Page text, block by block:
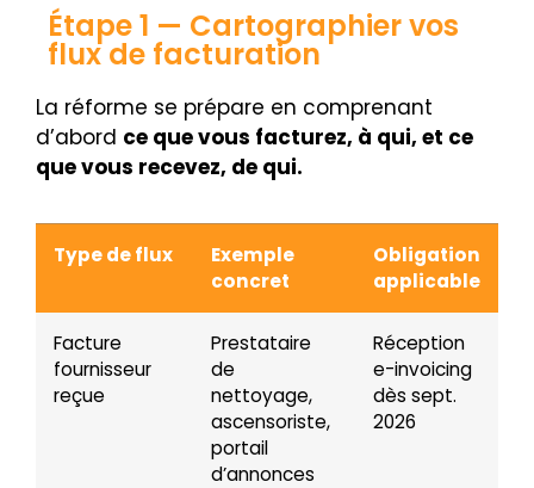
Étape 1 — Cartographier vos
flux de facturation
La réforme se prépare en comprenant
d’abord ce que vous facturez, à qui, et ce
que vous recevez, de qui.
Type de flux
Exemple
concret
Obligation
applicable
Facture
fournisseur
reçue
Prestataire
de
nettoyage,
ascensoriste,
portail
d’annonces
Réception
e-invoicing
dès sept.
2026